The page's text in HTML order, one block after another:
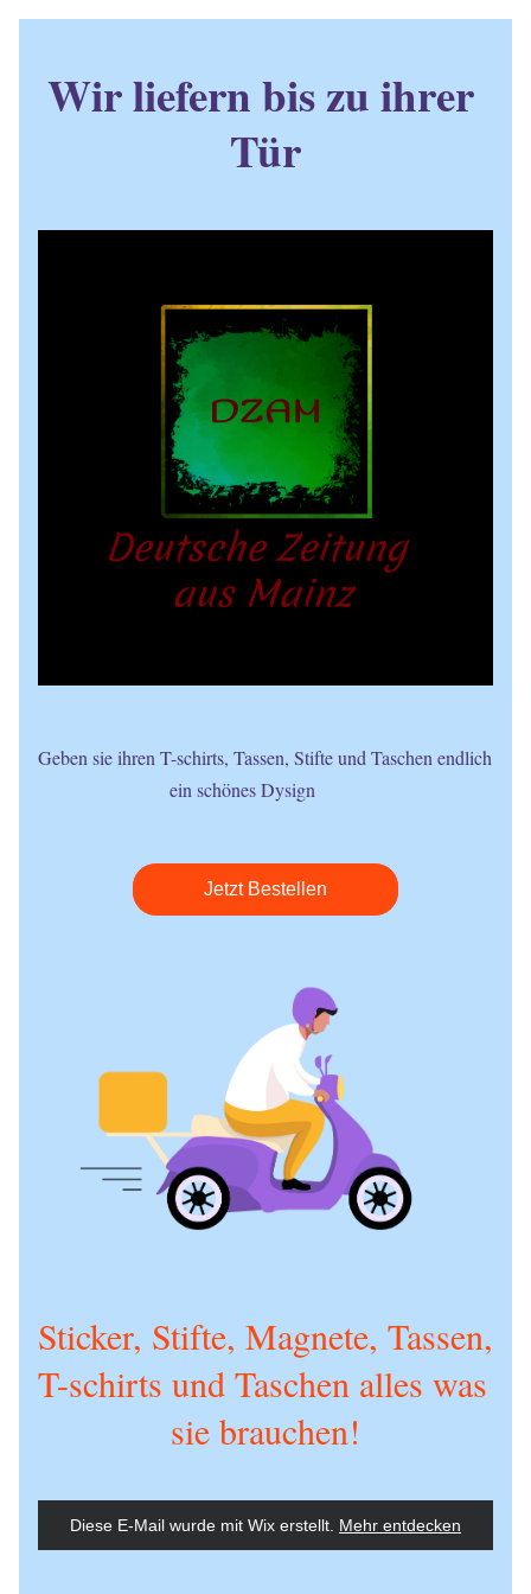
Wir liefern bis zu ihrer
Tür
Geben sie ihren T-schirts, Tassen, Stifte und Taschen endlich
ein schönes Dysign
Jetzt Bestellen
Sticker, Stifte, Magnete, Tassen,
T-schirts und Taschen alles was
sie brauchen!
Diese E-Mail wurde mit Wix erstellt. Mehr entdecken